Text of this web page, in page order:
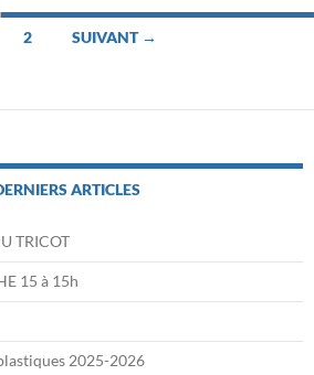
2 SUIVANT →
ARTICLES
TRICOT
15 à 15h
2025-2026